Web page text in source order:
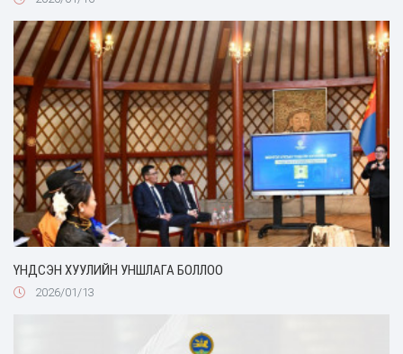
ҮНДСЭН ХУУЛИЙН УНШЛАГА БОЛЛОО
2026/01/13